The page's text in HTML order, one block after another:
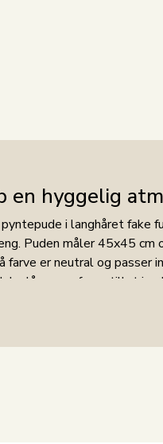
en hyggelig
i langhåret fake
Puden måler 45x45 cm
farve er neutral og
lynlås og er fremstillet i
er en syntetisk pels, der